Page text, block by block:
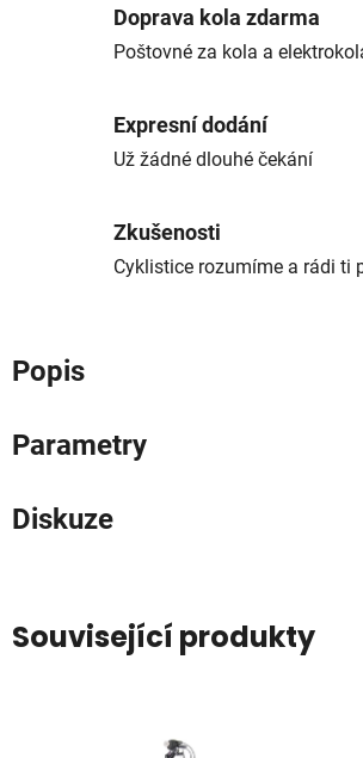
Doprava kola zdarma
Poštovné za kola a
Expresní dodání
Už žádné dlouhé čekání
Zkušenosti
Cyklistice rozumíme a rádi ti
Popis
Parametry
Diskuze
Související produkty